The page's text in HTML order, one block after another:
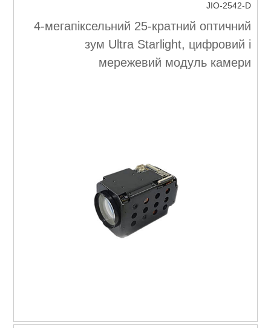
JIO-2542-D
4-мегапіксельний 25-кратний оптичний
зум Ultra Starlight, цифровий і
мережевий модуль камери